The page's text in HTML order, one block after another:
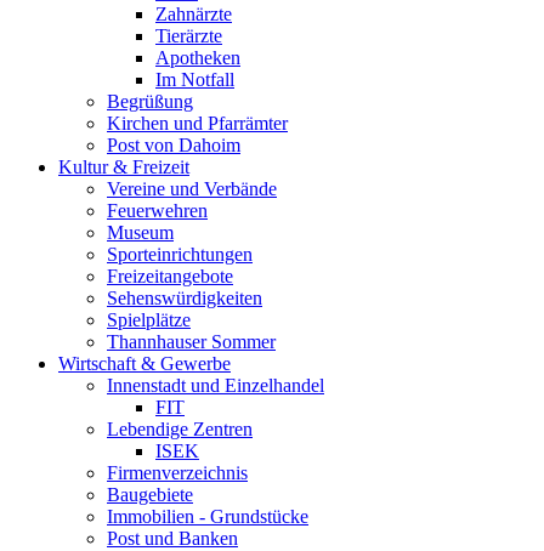
Zahnärzte
Tierärzte
Apotheken
Im Notfall
Begrüßung
Kirchen und Pfarrämter
Post von Dahoim
Kultur & Freizeit
Vereine und Verbände
Feuerwehren
Museum
Sporteinrichtungen
Freizeitangebote
Sehenswürdigkeiten
Spielplätze
Thannhauser Sommer
Wirtschaft & Gewerbe
Innenstadt und Einzelhandel
FIT
Lebendige Zentren
ISEK
Firmenverzeichnis
Baugebiete
Immobilien - Grundstücke
Post und Banken